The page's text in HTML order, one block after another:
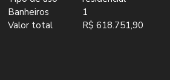
Banheiros
1
Valor total
R$ 618.751,90